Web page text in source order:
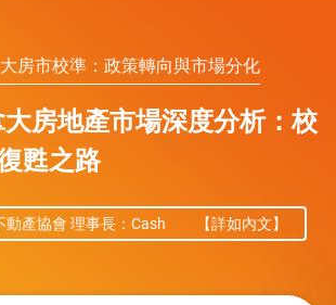
房市校準：政策轉向與市場分化
房地產市場深度分析：校
甦之路
動產協會 理事長：Cash 【詳如內文】